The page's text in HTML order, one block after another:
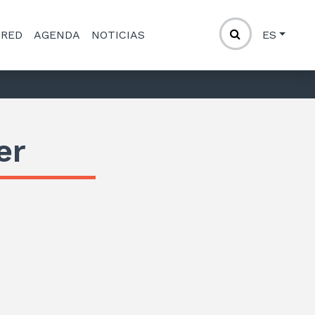
AGENDA NOTICIAS ES